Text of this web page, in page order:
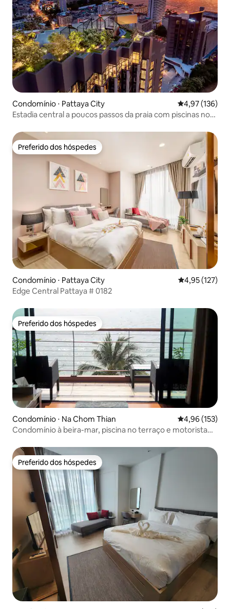
Condomínio ⋅ Pattaya City 4,97 de uma
4,97 (136)
Estadia central a poucos passos da praia com piscinas no
Preferido dos hóspedes
Preferido dos hóspedes
Condomínio ⋅ Pattaya City 4,95 de uma
4,95 (127)
Edge Central Pattaya # 0182
Preferido dos hóspedes
Preferido dos hóspedes
Condomínio ⋅ Na Chom Thian 4,96 de uma
4,96 (153)
Condomínio à beira-mar, piscina no terraço e motorista
Preferido dos hóspedes
Preferido dos hóspedes